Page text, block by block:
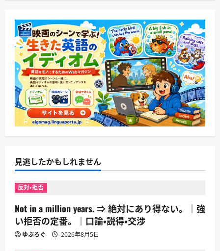
見逃したかもしれません
反対・拒否
Not in a million years. ⇒ 絶対にあり得ない。｜強
い拒否の定番。｜口論・説得・交渉
ゆぶろぐ 2026年8月5日